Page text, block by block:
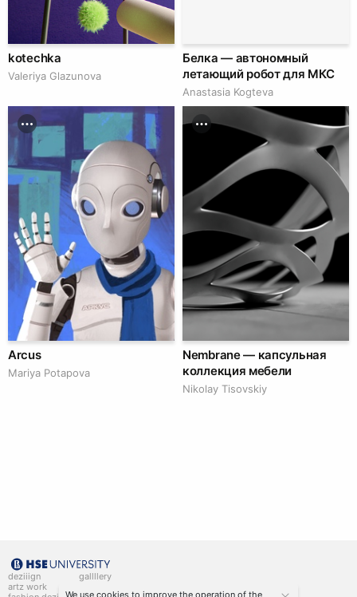
kotechka
Valeriya Glazunova
Белка — автономный
летающий робот для МКС
Anastasia Kogteva
Arcus
Mariya Potapova
Nembrane — капсульная
коллекция мебели
Nikolay Tisovskiy
deziiign
artz work
gallllery
We use cookies to improve the operation of the